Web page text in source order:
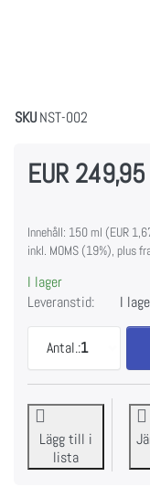
SKUNST-002
EUR 249,95
Innehåll: 150 ml (EUR
inkl. MOMS (19%), plus
I lager
Leveranstid:
I
Antal.:1
Lägg till i
lista